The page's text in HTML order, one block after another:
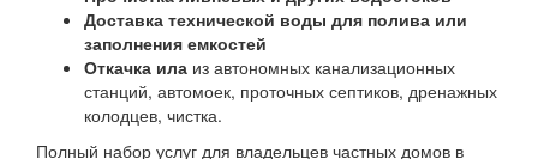
Доставка технической воды для полива или
заполнения емкостей
Откачка ила из автономных канализационных
станций, автомоек, проточных септиков, дренажных
колодцев, чистка.
Полный набор услуг для владельцев частных домов в